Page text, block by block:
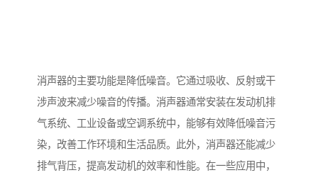
消声器的主要功能是降低噪音。它通过吸收、反射或干
涉声波来减少噪音的传播。消声器通常安装在发动机排
气系统、工业设备或空调系统中，能够有效降低噪音污
染，改善工作环境和生活品质。此外，消声器还能减少
排气背压，提高发动机的效率和性能。在一些应用中，